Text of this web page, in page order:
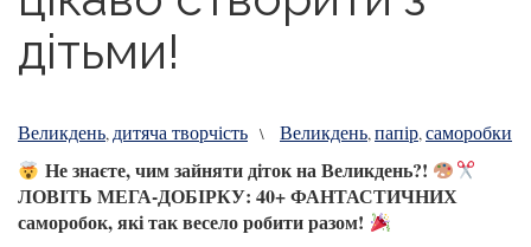
дітьми!
Великдень, дитяча творчість \ Великдень,папір,саморобки
Не знаєте, чим зайняти діток на Великдень?!
ЛОВІТЬ МЕГА-ДОБІРКУ: 40+ ФАНТАСТИЧНИХ
саморобок, які так весело робити разом!